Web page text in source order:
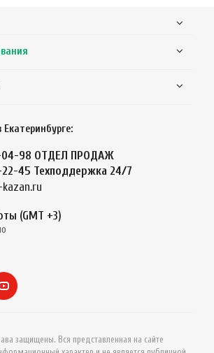
98 ОТДЕЛ ПРОДАЖ
45 Техподдержка 24/7
(GMT +3)
защищены. Вся представленная на сайте